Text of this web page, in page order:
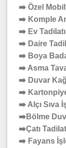
➡️ Özel
➡️ Komple
➡️ Ev
➡️ Daire
➡️ Boya
➡️ Asma
➡️ Duvar
➡️
➡️ Alçı Sıva
➡️Bölme
➡️Çatı
➡️ Fayans